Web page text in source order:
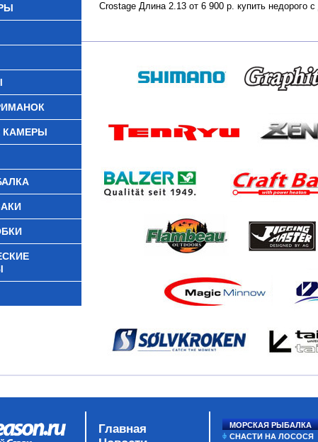
КАМЕРЫ
Crostage Длина 2.13 от 6 900 р. купить недорого
Главная
МОРСКАЯ РЫБАЛКА
СНАСТИ НА ЛОСОСЯ